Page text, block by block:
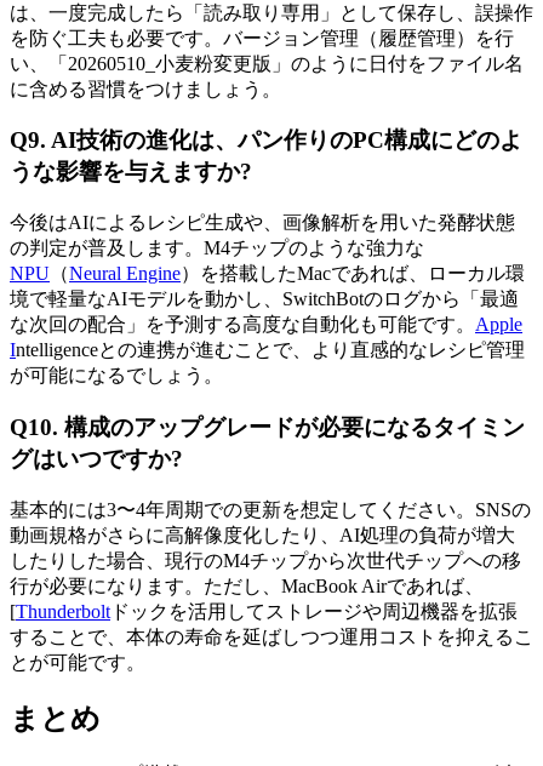
は、一度完成したら「読み取り専用」として保存し、誤操作
を防ぐ工夫も必要です。バージョン管理（履歴管理）を行
い、「20260510_小麦粉変更版」のように日付をファイル名
に含める習慣をつけましょう。
Q9. AI技術の進化は、パン作りのPC構成にどのよ
うな影響を与えますか?
今後はAIによるレシピ生成や、画像解析を用いた発酵状態
の判定が普及します。M4チップのような強力な
NPU （Neural Engine）を搭載したMacであれば、ローカル環
境で軽量なAIモデルを動かし、SwitchBotのログから「最適
な次回の配合」を予測する高度な自動化も可能です。 Apple
Intelligenceとの連携が進むことで、より直感的なレシピ管理
が可能になるでしょう。
Q10. 構成のアップグレードが必要になるタイミン
グはいつですか?
基本的には3〜4年周期での更新を想定してください。SNSの
動画規格がさらに高解像度化したり、AI処理の負荷が増大
したりした場合、現行のM4チップから次世代チップへの移
行が必要になります。ただし、MacBook Airであれば、
[Thunderbolt ドックを活用してストレージや周辺機器を拡張
することで、本体の寿命を延ばしつつ運用コストを抑えるこ
とが可能です。
まとめ